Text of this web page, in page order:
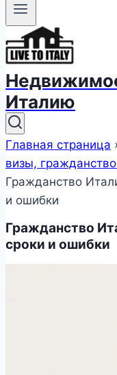
Италию
Главная страница
визы,
Гражданство
и ошибки
Гражданство
сроки и ошибки